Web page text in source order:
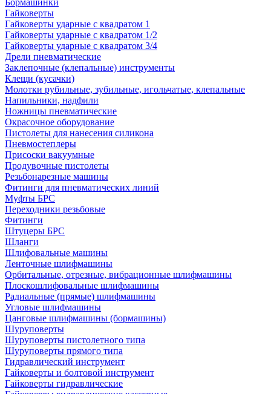
Бормашинки
Гайковерты
Гайковерты ударные с квадратом 1
Гайковерты ударные с квадратом 1/2
Гайковерты ударные с квадратом 3/4
Дрели пневматические
Заклепочные (клепальные) инструменты
Клещи (кусачки)
Молотки рубильные, зубильные, игольчатые, клепальные
Напильники, надфили
Ножницы пневматические
Окрасочное оборудование
Пистолеты для нанесения силикона
Пневмостеплеры
Присоски вакуумные
Продувочные пистолеты
Резьбонарезные машины
Фитинги для пневматических линий
Муфты БРС
Переходники резьбовые
Фитинги
Штуцеры БРС
Шланги
Шлифовальные машины
Ленточные шлифмашины
Орбитальные, отрезные, вибрационные шлифмашины
Плоскошлифовальные шлифмашины
Радиальные (прямые) шлифмашины
Угловые шлифмашины
Цанговые шлифмашины (бормашины)
Шуруповерты
Шуруповерты пистолетного типа
Шуруповерты прямого типа
Гидравлический инструмент
Гайковерты и болтовой инструмент
Гайковерты гидравлические